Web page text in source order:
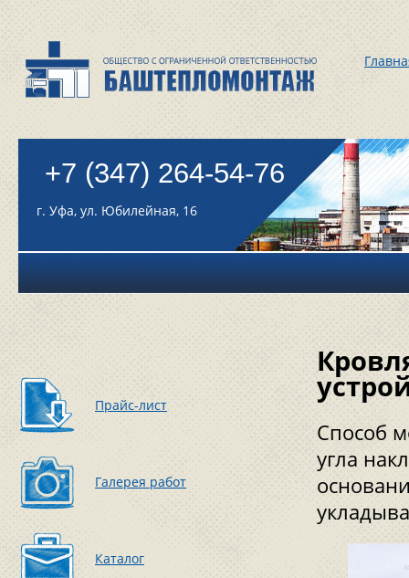
+7 (347) 264-54-76
г. Уфа, ул. Юбилейная, 16
Прайс-лист
Галерея работ
Каталог
Способ
угла